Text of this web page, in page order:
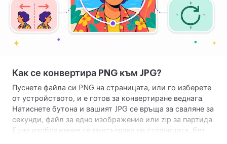
връзката за сваляне изчезва за около
два часа. JPG няма прозрачност, тъй
че всяка прозрачна област излиза
бяла. Той чете PNG, и цяла партида
партидата. Няма какво да учите и
какво да инсталирате. Пуснете
вашия PNG и конвертирайте.
Как се конвертира PNG към JPG?
Пуснете файла си PNG на страницата, или го изберете
от устройството, и е готов за конвертиране веднага.
Натиснете бутона и вашият JPG се връща за сваляне за
секунди, файл за едно изображение или zip за партида.
Едно изображение се пресъздава на страницата, без